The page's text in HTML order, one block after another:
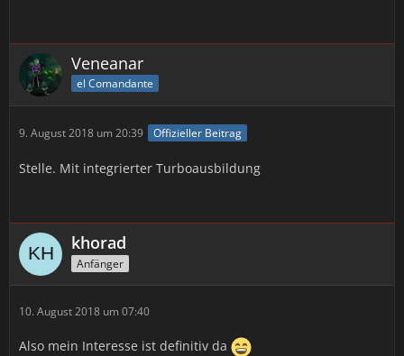
Veneanar
el Comandante
9. August 2018 um 20:39 Offizieller Beitrag
Stelle. Mit integrierter Turboausbildung
khorad
Anfänger
10. August 2018 um 07:40
Also mein Interesse ist definitiv da